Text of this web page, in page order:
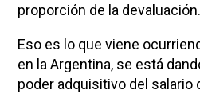
proporción de la devaluación.
Eso es lo que viene
en la Argentina, se está
poder adquisitivo del salario